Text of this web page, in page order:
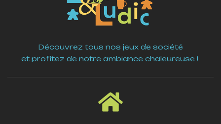
Découvrez tous nos jeux de société
et profitez de notre ambiance chaleureuse !